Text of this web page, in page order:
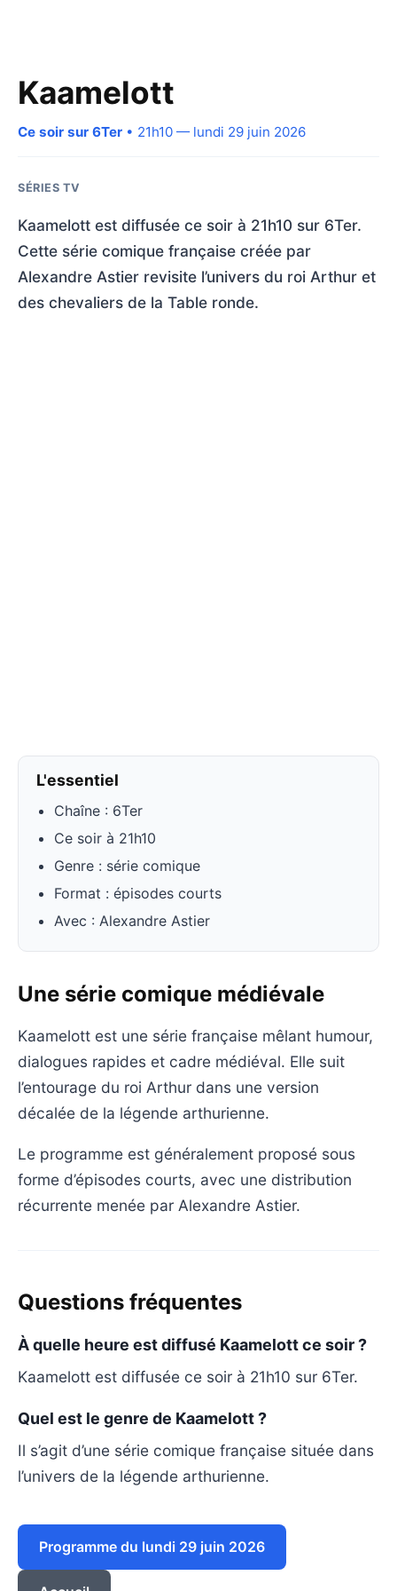
Kaamelott
Ce soir sur 6Ter • 21h10 — lundi 29 juin 2026
SÉRIES TV
Kaamelott est diffusée ce soir à 21h10 sur 6Ter.
Cette série comique française créée par
Alexandre Astier revisite l’univers du roi Arthur et
des chevaliers de la Table ronde.
L'essentiel
Chaîne : 6Ter
Ce soir à 21h10
Genre : série comique
Format : épisodes courts
Avec : Alexandre Astier
Une série comique médiévale
Kaamelott est une série française mêlant humour,
dialogues rapides et cadre médiéval. Elle suit
l’entourage du roi Arthur dans une version
décalée de la légende arthurienne.
Le programme est généralement proposé sous
forme d’épisodes courts, avec une distribution
récurrente menée par Alexandre Astier.
Questions fréquentes
À quelle heure est diffusé Kaamelott ce soir ?
Kaamelott est diffusée ce soir à 21h10 sur 6Ter.
Quel est le genre de Kaamelott ?
Il s’agit d’une série comique française située dans
l’univers de la légende arthurienne.
Programme du lundi 29 juin 2026